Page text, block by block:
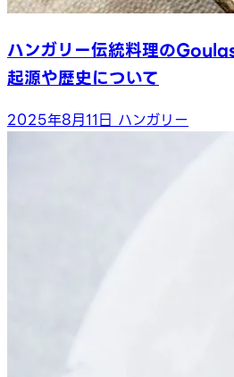
ハンガリー伝統料理の
起源や歴史について
2025年8月11日 ハンガリー